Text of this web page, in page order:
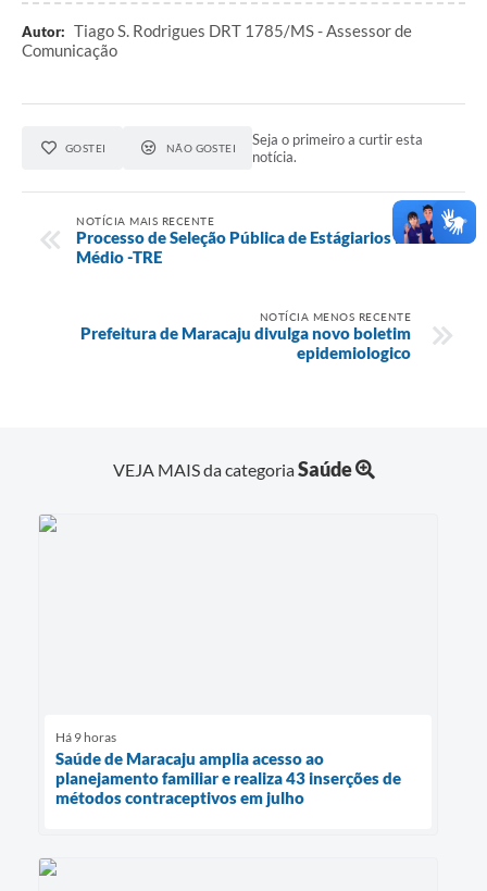
Autor: Tiago S. Rodrigues DRT 1785/MS - Assessor de
Comunicação
GOSTEI NÃO GOSTEI
Seja o primeiro a curtir esta
notícia.
NOTÍCIA MAIS RECENTE
Processo de Seleção Pública de Estágiarios Ensino
Médio -TRE
NOTÍCIA MENOS RECENTE
Prefeitura de Maracaju divulga novo boletim
epidemiologico
VEJA MAIS da categoriaSaúde
Há 9 horas
Saúde de Maracaju amplia acesso ao
planejamento familiar e realiza 43 inserções de
métodos contraceptivos em julho